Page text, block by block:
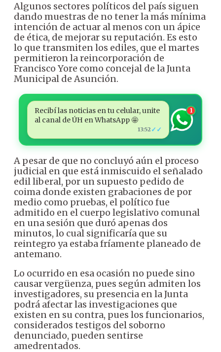
Algunos sectores políticos del país siguen
dando muestras de no tener la más mínima
intención de actuar al menos con un ápice
de ética, de mejorar su reputación. Es esto
lo que transmiten los ediles, que el martes
permitieron la reincorporación de
Francisco Yore como concejal de la Junta
Municipal de Asunción.
Recibí las noticias en tu celular, unite
al canal de ÚH en WhatsApp 🤩
13:52 ✓✓
1
A pesar de que no concluyó aún el proceso
judicial en que está inmiscuido el señalado
edil liberal, por un supuesto pedido de
coima donde existen grabaciones de por
medio como pruebas, el político fue
admitido en el cuerpo legislativo comunal
en una sesión que duró apenas dos
minutos, lo cual significaría que su
reintegro ya estaba fríamente planeado de
antemano.
Lo ocurrido en esa ocasión no puede sino
causar vergüenza, pues según admiten los
investigadores, su presencia en la Junta
podrá afectar las investigaciones que
existen en su contra, pues los funcionarios,
considerados testigos del soborno
denunciado, pueden sentirse
amedrentados.